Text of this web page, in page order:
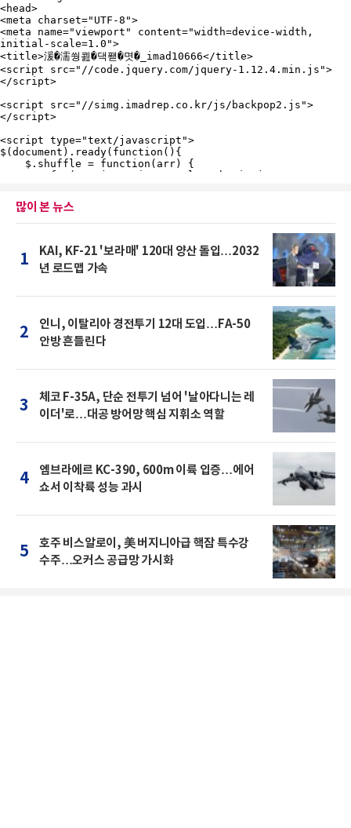
많이 본 뉴스
1
KAI, KF-21 '보라매' 120대 양산 돌입…2032
년 로드맵 가속
2
인니, 이탈리아 경전투기 12대 도입…FA-50
안방 흔들린다
3
체코 F-35A, 단순 전투기 넘어 '날아다니는 레
이더'로…대공 방어망 핵심 지휘소 역할
4
엠브라에르 KC-390, 600m 이륙 입증…에어
쇼서 이착륙 성능 과시
5
호주 비스알로이, 美 버지니아급 핵잠 특수강
수주…오커스 공급망 가시화